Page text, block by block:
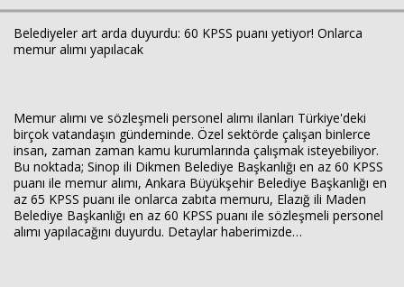
Belediyeler art arda duyurdu: 60 KPSS puanı yetiyor! Onlarca
memur alımı yapılacak
Memur alımı ve sözleşmeli personel alımı ilanları Türkiye'deki
birçok vatandaşın gündeminde. Özel sektörde çalışan binlerce
insan, zaman zaman kamu kurumlarında çalışmak isteyebiliyor.
Bu noktada; Sinop ili Dikmen Belediye Başkanlığı en az 60 KPSS
puanı ile memur alımı, Ankara Büyükşehir Belediye Başkanlığı en
az 65 KPSS puanı ile onlarca zabıta memuru, Elazığ ili Maden
Belediye Başkanlığı en az 60 KPSS puanı ile sözleşmeli personel
alımı yapılacağını duyurdu. Detaylar haberimizde…